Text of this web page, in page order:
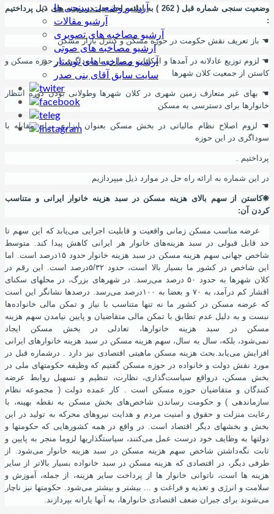
آرشیو وضعیت سنجی ها
آرشیو مقالات
آرشیو مصاخبه های تصویری
آرشیو مصاخبه های صوتی
آرشیو مصاخبه های نوشتار
سایت سابق آقای بنی صدر
وضعیت سنجی شماره قبل ( 262 ) به ارائه راحل حل در زمینه های ذیل پرداختیم
:
☚ باز تعریف نقش حکومت در حوزه مسکن و کنترل بازار مسکن
☚ لزوم توزیع عادلانه در آمدها و امکانات و مبارزه با سوداگری در حوزه مسکن و
کاستن از جمعیت کلان شهرها
☚ بهای غیر متعارف زمین شهری در کلان شهرها وطولانی بودن دوره انتظار
خانوارها برای دسترسی به مسکن
☚ لزوم اصلاح نظام مالیاتی در بخش مسکن بعنوان ابزاری برای مقابله با
سوداگری در این حوزه
پرداختیم .
در این شماره به ارائه راه حل در موارد ذیل میپردازیم
❋کاستن از سهم بالای هزینه مسکن در سبد هزینه خانوار ایرانی و متناسب
کردن
ن:
عرضه مناسب مسکن زمانی واقعیت و قابلیت اجرایی می‌یابد که این سهم تا
حد قابل قبولی در سبد هزینه‌های خانوار هر ایرانی کاهش پیدا کند. متوسط
شاخص جهانی سهم هزینه مسکن در سبد هزینه خانوار حدود ۱۵‌درصد است. اما
این شاخص در کشور ما بسیار بالا است، حدود ۵/۳۲‌درصد است. این رقم در
کلان شهرها به حدود ۵۰ درصد می‌رسد. در شهرهای بزرگ
، در محلهای سکنای
اقشار کم درآمد ،
به ۷۰ و بعضا به ۱۰۰‌درصد می‌رسد. درصدها نشانگر این است
که عرضه مسکن در کشور ما نه تنها متناسب با نیاز و تمکن‌ مالی خانواده‌ها
نبست و به دلیل عدم تطابق با تمکن‌ مالی متقاضیان و پایین نیامدن سهم هزینه‌
مسکن در سبد هزینه خانوارها، تعادلی در بخش مسکن ایجاد
نمی‌شود ، بلکه، سال به سال، سهم هزینه مسکن در سبد هزینه خانوارهای ایرانی
افزایش می‌یابد.بحث هزینه مسکن ماهیتی اقتصادی نیز دارد . درشماره قبل در
مورد نقش دولت و خانواده در حوزه مسکن گفتیم که وظیفه حکومتهای ملی در
بخش مسکن، درواقع سیاست‌گذاری، نظارت، تنظیم و تسهیل روابط عرضه
کنندگان و متقاضیان حوزه مسکن است . کار عمده دولت ( مجموعه نظام
سازماندهی ) و حکومت رساندن شاخص‌های بخش مسکن به نقطه بهینه، با
رعایت منزلت و حقوق و امنیت مردم و هدایت نیروهای محرکه به تولید در این
بخش و بخشهای دیگر اقتصاد است. در واقع در همه کشورهایی که حکومتها و
دولتها به وظایف خود درست عمل می‌کنند ، سیاستگذاریها لزوما منجر به پایین و
ثابت نگه‌داشتن شاخص سهم هزینه‌ مسکن در سبد هزینه خانوار می‌شود. از
طرفی دیگر ، در اقتصادی که هزینه مسکن در سبد خانواده بسیار بالاتر از سایر
هزینه ها است، ناتوانی خانوار ها از پرداخت سایر هزینه، از جمله، آموزش و
سلامت و انرژی و تغذیه و فراغت و ... بیشتر و بیشتر می‌شود. حکومتها نیز ناچار
می‌شوند برای جبران ضعف اقتصادی خانوارها، به نها یارانه بپردازند.